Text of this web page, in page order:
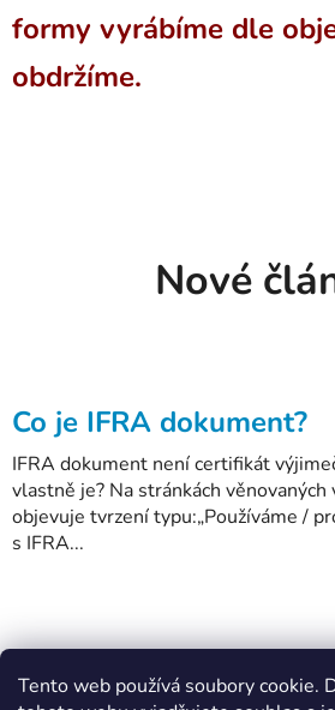
Tento web používá soubory cookie.
formy vyrábíme dle
obdržíme.
Nové
Co je IFRA dokument?
IFRA dokument není certifikát
vlastně je? Na stránkách
objevuje tvrzení typu:„Používáme /
s IFRA...